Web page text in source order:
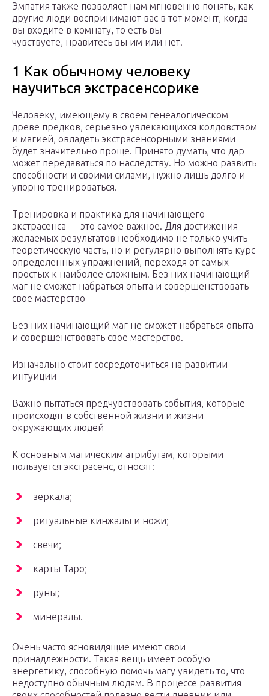
Эмпатия также позволяет нам мгновенно понять, как
другие люди воспринимают вас в тот момент, когда
вы входите в комнату, то есть вы
чувствуете, нравитесь вы им или нет.
1 Как обычному человеку
научиться экстрасенсорике
Человеку, имеющему в своем генеалогическом
древе предков, серьезно увлекающихся колдовством
и магией, овладеть экстрасенсорными знаниями
будет значительно проще. Принято думать, что дар
может передаваться по наследству. Но можно развить
способности и своими силами, нужно лишь долго и
упорно тренироваться.
Тренировка и практика для начинающего
экстрасенса — это самое важное. Для достижения
желаемых результатов необходимо не только учить
теоретическую часть, но и регулярно выполнять курс
определенных упражнений, переходя от самых
простых к наиболее сложным. Без них начинающий
маг не сможет набраться опыта и совершенствовать
свое мастерство
Без них начинающий маг не сможет набраться опыта
и совершенствовать свое мастерство.
Изначально стоит сосредоточиться на развитии
интуиции
Важно пытаться предчувствовать события, которые
происходят в собственной жизни и жизни
окружающих людей
К основным магическим атрибутам, которыми
пользуется экстрасенс, относят:
зеркала;
ритуальные кинжалы и ножи;
свечи;
карты Таро;
руны;
минералы.
Очень часто ясновидящие имеют свои
принадлежности. Такая вещь имеет особую
энергетику, способную помочь магу увидеть то, что
недоступно обычным людям. В процессе развития